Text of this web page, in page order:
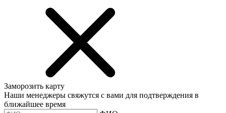
Заморозить карту
Наши менеджеры свяжутся с вами для подтверждения в
ближайшее время